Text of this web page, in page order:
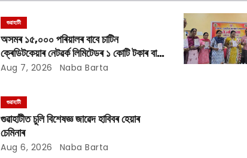
গুৱাহাটী
অসমৰ ১৫,০০০ পৰিয়ালৰ বাবে চাটিন
ক্ৰেডিটকেয়াৰ নেটৱৰ্ক লিমিটেডৰ ১ কোটি টকাৰ বান
সাহায্য অভিযান
Aug 7, 2026 Naba Barta
গুৱাহাটী
গুৱাহাটীত চুলি বিশেষজ্ঞ জাৱেদ হাবিবৰ হেয়াৰ
চেমিনাৰ
Aug 6, 2026 Naba Barta